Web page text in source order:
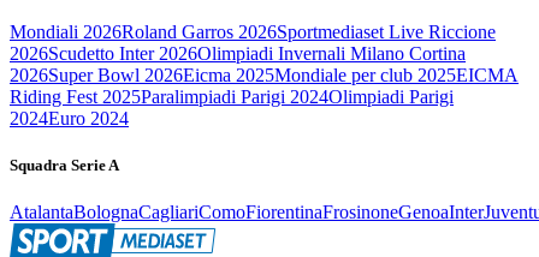
Mondiali 2026Roland Garros 2026Sportmediaset Live Riccione
2026Scudetto Inter 2026Olimpiadi Invernali Milano Cortina
2026Super Bowl 2026Eicma 2025Mondiale per club 2025EICMA
Riding Fest 2025Paralimpiadi Parigi 2024Olimpiadi Parigi
2024Euro 2024
Squadra Serie A
AtalantaBolognaCagliariComoFiorentinaFrosinoneGenoaInter